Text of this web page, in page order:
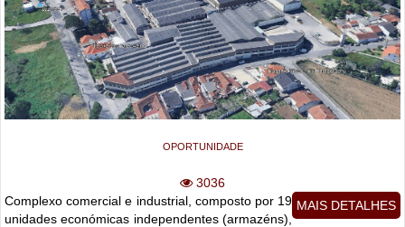
OPORTUNIDADE
3036
MAIS DETALHES
Complexo comercial e industrial, composto por 19
unidades económicas independentes (armazéns),